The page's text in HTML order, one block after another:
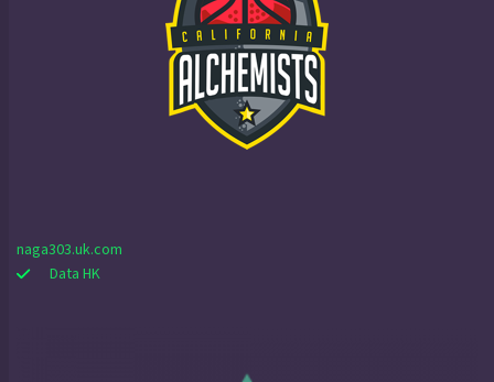
naga303.uk.com
Data HK